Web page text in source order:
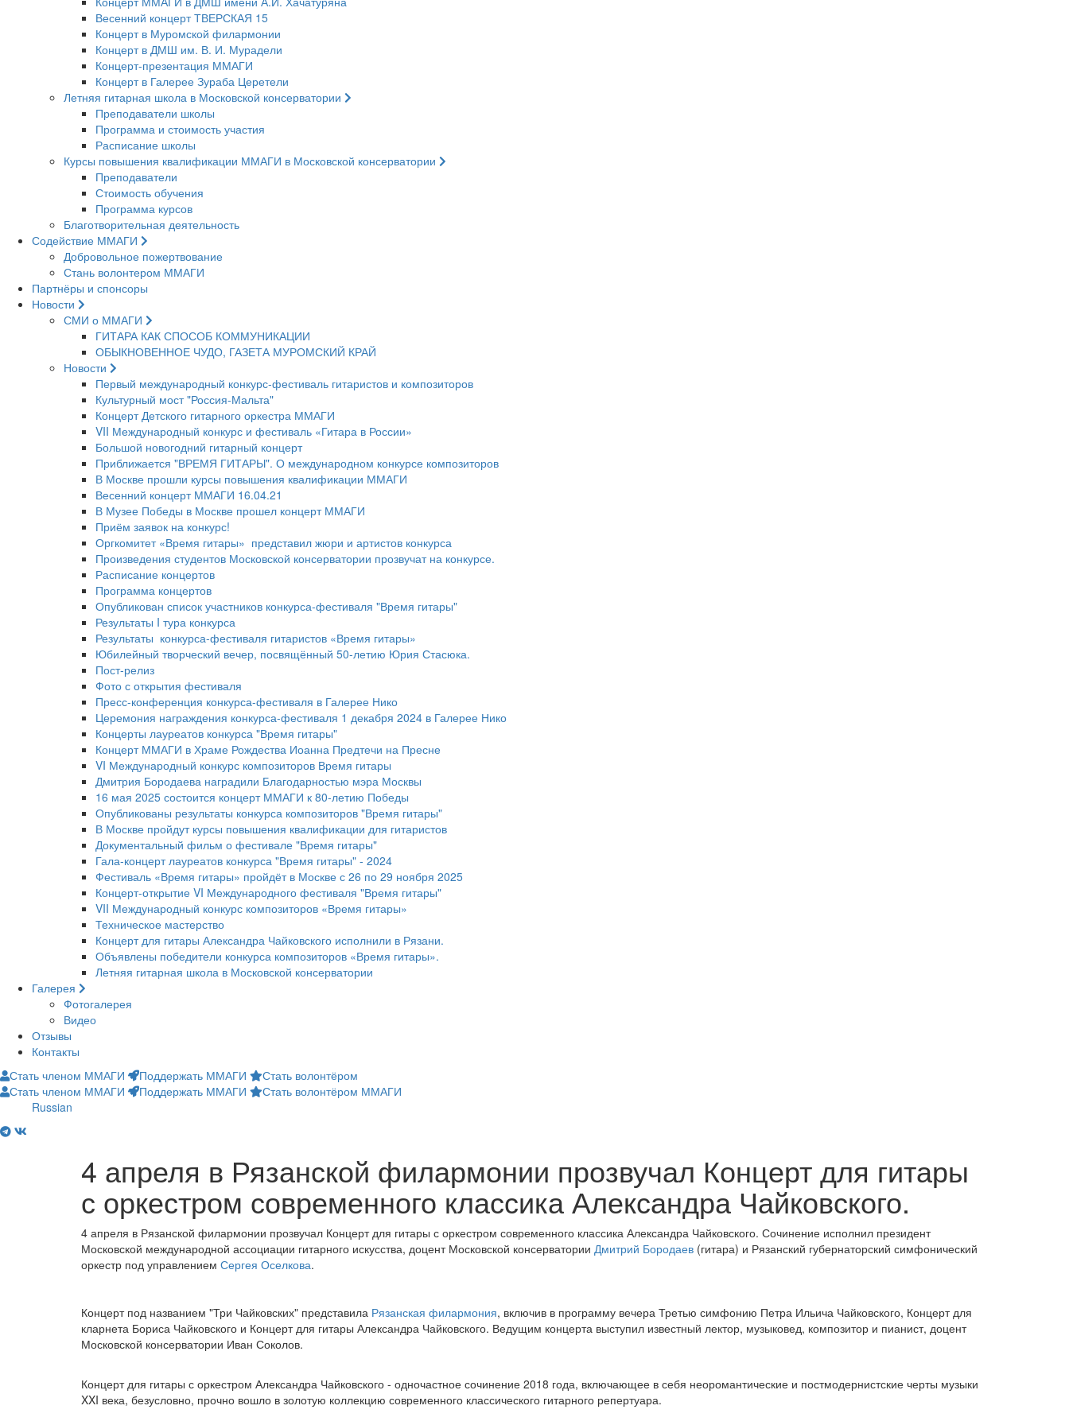
Весенний концерт ТВЕРСКАЯ 15
Концерт в Муромской филармонии
Концерт в ДМШ им. В. И. Мурадели
Концерт-презентация ММАГИ
Концерт в Галерее Зураба Церетели
Летняя гитарная школа в Московской консерватории
Преподаватели школы
Программа и стоимость участия
Расписание школы
Курсы повышения квалификации ММАГИ в Московской консерватории
Преподаватели
Стоимость обучения
Программа курсов
Благотворительная деятельность
Содействие ММАГИ
Добровольное пожертвование
Стань волонтером ММАГИ
Партнёры и спонсоры
Новости
СМИ о ММАГИ
ГИТАРА КАК СПОСОБ КОММУНИКАЦИИ
ОБЫКНОВЕННОЕ ЧУДО, ГАЗЕТА МУРОМСКИЙ КРАЙ
Новости
Первый международный конкурс-фестиваль гитаристов и композиторов
Культурный мост "Россия-Мальта"
Концерт Детского гитарного оркестра ММАГИ
VII Международный конкурс и фестиваль «Гитара в России»
Большой новогодний гитарный концерт
Приближается "ВРЕМЯ ГИТАРЫ". О международном конкурсе композиторов
В Москве прошли курсы повышения квалификации ММАГИ
Весенний концерт ММАГИ 16.04.21
В Музее Победы в Москве прошел концерт ММАГИ
Приём заявок на конкурс!
Оргкомитет «Время гитары» представил жюри и артистов конкурса
Произведения студентов Московской консерватории прозвучат на конкурсе.
Расписание концертов
Программа концертов
Опубликован список участников конкурса-фестиваля "Время гитары"
Результаты I тура конкурса
Результаты конкурса-фестиваля гитаристов «Время гитары»
Юбилейный творческий вечер, посвящённый 50-летию Юрия Стасюка.
Пост-релиз
Фото с открытия фестиваля
Пресс-конференция конкурса-фестиваля в Галерее Нико
Церемония награждения конкурса-фестиваля 1 декабря 2024 в Галерее Нико
Концерты лауреатов конкурса "Время гитары"
Концерт ММАГИ в Храме Рождества Иоанна Предтечи на Пресне
VI Международный конкурс композиторов Время гитары
Дмитрия Бородаева наградили Благодарностью мэра Москвы
16 мая 2025 состоится концерт ММАГИ к 80-летию Победы
Опубликованы результаты конкурса композиторов "Время гитары"
В Москве пройдут курсы повышения квалификации для гитаристов
Документальный фильм о фестивале "Время гитары"
Гала-концерт лауреатов конкурса "Время гитары" - 2024
Фестиваль «Время гитары» пройдёт в Москве с 26 по 29 ноября 2025
Концерт-открытие VI Международного фестиваля "Время гитары"
VII Международный конкурс композиторов «Время гитары»
Техническое мастерство
Концерт для гитары Александра Чайковского исполнили в Рязани.
Объявлены победители конкурса композиторов «Время гитары».
Летняя гитарная школа в Московской консерватории
Галерея
Фотогалерея
Видео
Отзывы
Контакты
Стать членом ММАГИ
Поддержать ММАГИ
Стать волонтёром
Стать членом ММАГИ
Поддержать ММАГИ
Стать волонтёром ММАГИ
Russian
4 апреля в Рязанской филармонии прозвучал Концерт для гитары
с оркестром современного классика Александра Чайковского.
4 апреля в Рязанской филармонии прозвучал Концерт для гитары с оркестром современного классика Александра Чайковского. Сочинение исполнил президент
Московской международной ассоциации гитарного искусства, доцент Московской консерватории Дмитрий Бородаев (гитара) и Рязанский губернаторский симфонический
оркестр под управлением Сергея Оселкова.
Концерт под названием "Три Чайковских" представила Рязанская филармония, включив в программу вечера Третью симфонию Петра Ильича Чайковского, Концерт для
кларнета Бориса Чайковского и Концерт для гитары Александра Чайковского. Ведущим концерта выступил известный лектор, музыковед, композитор и пианист, доцент
Московской консерватории Иван Соколов.
Концерт для гитары с оркестром Александра Чайковского - одночастное сочинение 2018 года, включающее в себя неоромантические и постмодернистские черты музыки
XXI века, безусловно, прочно вошло в золотую коллекцию современного классического гитарного репертуара.